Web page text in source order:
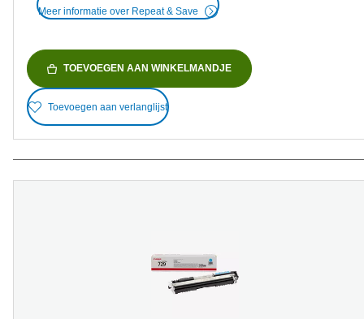
Meer informatie over Repeat & Save
TOEVOEGEN AAN WINKELMANDJE
Toevoegen aan verlanglijst